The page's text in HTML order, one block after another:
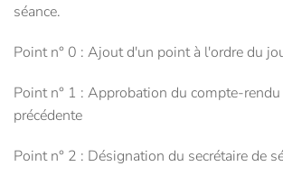
séance.
Point n° 0 : Ajout d'un point à l'ordre du
Point n° 1 : Approbation du compte-rendu
précédente
Point n° 2 : Désignation du secrétaire de